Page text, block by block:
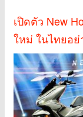
เปิดตัว New
ใหม่ ในไทยอย่